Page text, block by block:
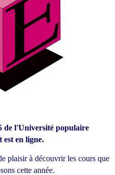
de l'Université populaire
en ligne.
plaisir à découvrir les cours que
cette année.